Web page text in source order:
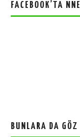
FACEBOOK’TA
BUNLARA DA GÖZ